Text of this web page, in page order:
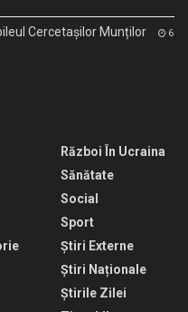
Cercetașilor Munților 6
Război În Ucraina
Sănătate
Social
Sport
Știri Externe
Știri Naționale
Știrile Zilei